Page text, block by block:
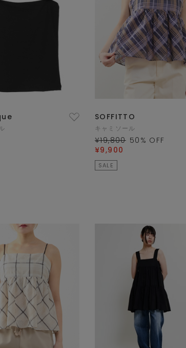
SOFFITTO
キャミソール
¥19,800 50 % OFF
¥9,900
SALE